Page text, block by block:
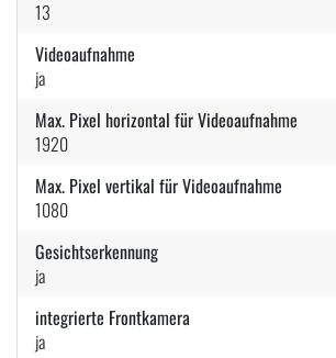
13
Videoaufnahme
ja
Max. Pixel horizontal für Videoaufnahme
1920
Max. Pixel vertikal für Videoaufnahme
1080
Gesichtserkennung
ja
integrierte Frontkamera
ja